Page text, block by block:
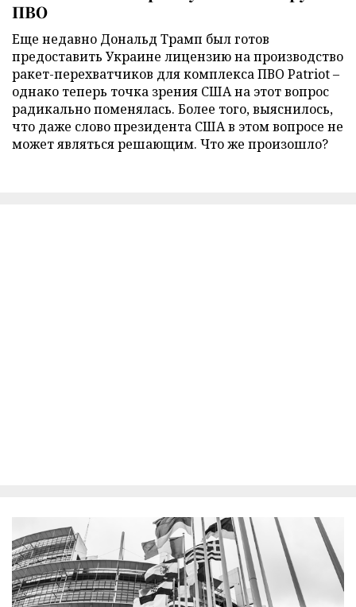
ПВО
Еще недавно Дональд Трамп был готов
предоставить Украине лицензию на производство
ракет-перехватчиков для комплекса ПВО Patriot –
однако теперь точка зрения США на этот вопрос
радикально поменялась. Более того, выяснилось,
что даже слово президента США в этом вопросе не
может являться решающим. Что же произошло?